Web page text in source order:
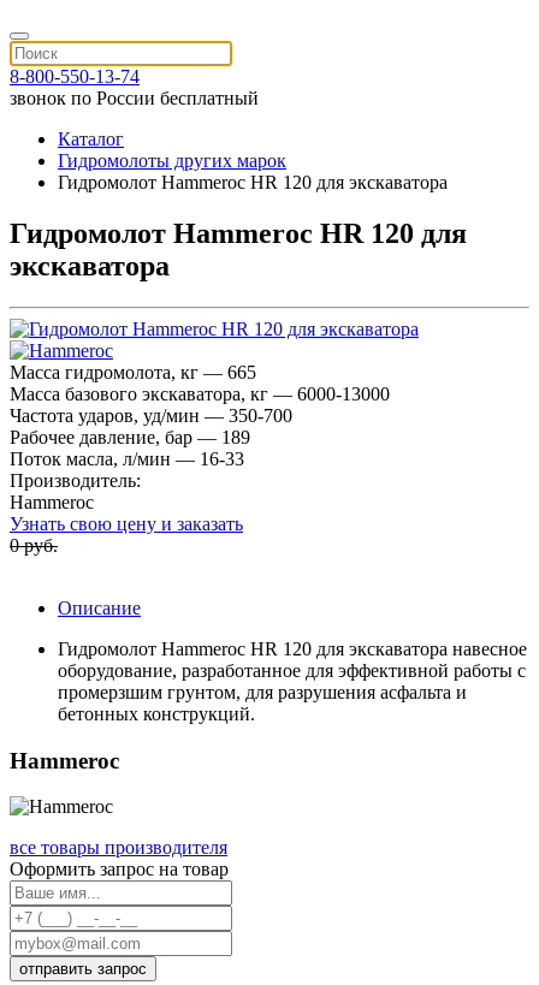
8-800-550-13-74
звонок по России бесплатный
Каталог
Гидромолоты других марок
Гидромолот Hammeroc HR 120 для экскаватора
Гидромолот Hammeroc HR 120 для
экскаватора
Масса гидромолота, кг — 665
Масса базового экскаватора, кг — 6000-13000
Частота ударов, уд/мин — 350-700
Рабочее давление, бар — 189
Поток масла, л/мин — 16-33
Производитель:
Hammeroc
Узнать свою цену и заказать
0 руб.
Описание
Гидромолот Hammeroc HR 120 для экскаватора навесное
оборудование, разработанное для эффективной работы с
промерзшим грунтом, для разрушения асфальта и
бетонных конструкций.
Hammeroc
все товары производителя
Оформить запрос на товар
отправить запрос